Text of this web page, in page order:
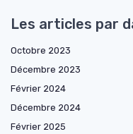
Les articles par
Octobre 2023
Décembre 2023
Février 2024
Décembre 2024
Février 2025